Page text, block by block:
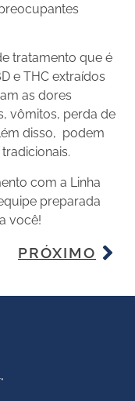
tratamento que é
e THC extraídos
as dores
vômitos, perda de
disso, podem
com a Linha
preparada
você!
PRÓXIMO